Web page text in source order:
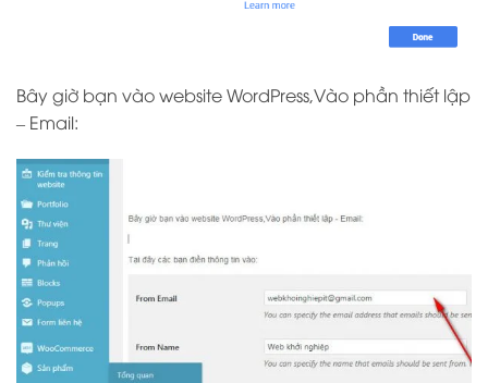
Bây giờ bạn vào website WordPress,Vào phần thiết lập
– Email: